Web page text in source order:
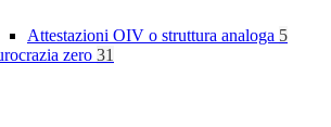
Attestazioni OIV o struttura analoga 5
zero 31